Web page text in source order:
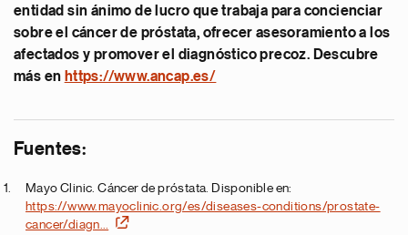
entidad sin ánimo de lucro que trabaja para concienciar
sobre el cáncer de próstata, ofrecer asesoramiento a los
afectados y promover el diagnóstico precoz. Descubre
más en https://www.ancap.es/
Fuentes:
Mayo Clinic. Cáncer de próstata. Disponible en:
https://www.mayoclinic.org/es/diseases-conditions/prostate-
cancer/diagn…